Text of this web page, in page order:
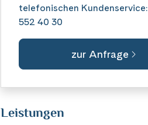
telefonischen Kundenservice:
552 40 30
zur Anfrage
Leistungen